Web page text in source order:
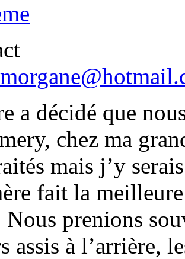
a décidé que
chez ma
mais j’y
fait la
Nous prenions
assis à l’arrière,